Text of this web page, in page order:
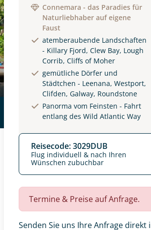
Connemara - das Paradies für
Naturliebhaber auf eigene
Faust
atemberaubende Landschaften
- Killary Fjord, Clew Bay, Lough
Corrib, Cliffs of Moher
gemütliche Dörfer und
Städtchen - Leenana, Westport,
Clifden, Galway, Roundstone
Panorma vom Feinsten - Fahrt
entlang des Wild Atlantic Way
Reisecode: 3029DUB
Flug individuell & nach Ihren
Wünschen zubuchbar
Termine & Preise auf Anfrage.
Senden Sie uns Ihre Anfrage direkt